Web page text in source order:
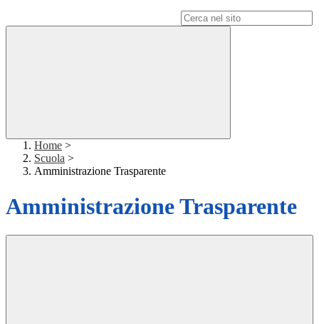
Home >
Scuola >
Amministrazione Trasparente
Amministrazione Trasparente